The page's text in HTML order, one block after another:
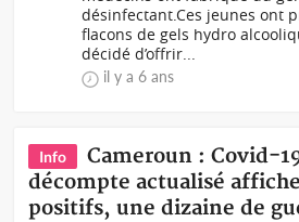
désinfectant.Ces jeunes ont
flacons de gels hydro
décidé d’offrir...
il y a 6 ans
Info
Cameroun : Covid-
décompte actualisé
positifs, une dizaine de